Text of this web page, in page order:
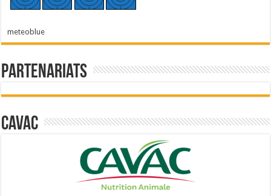
meteoblue
Partenariats
Cavac